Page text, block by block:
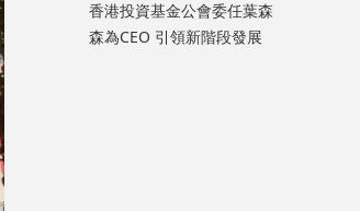
香港投資基金公會委任葉森
森為CEO 引領新階段發展